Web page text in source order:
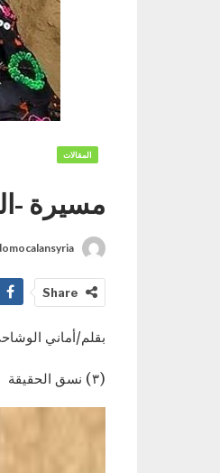
المقالات
مسيرة -
Share
بقلم/أماني
(٣) نسق الحقيقة